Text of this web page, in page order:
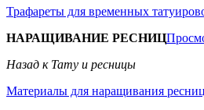
Трафареты для временных
НАРАЩИВАНИЕ РЕСНИЦ
Назад к Тату и ресницы
Материалы для наращивания ресниц